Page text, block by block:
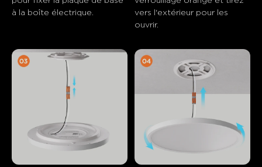
à la boîte électrique.
vers l'extérieur pour les
ouvrir.